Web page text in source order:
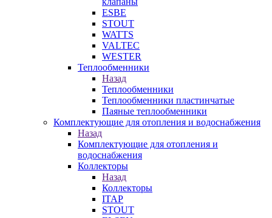
ESBE
STOUT
WATTS
VALTEC
WESTER
Теплообменники
Назад
Теплообменники
Теплообменники пластинчатые
Паяные теплообменники
Комплектующие для отопления и водоснабжения
Назад
Комплектующие для отопления и
водоснабжения
Коллекторы
Назад
Коллекторы
ITAP
STOUT